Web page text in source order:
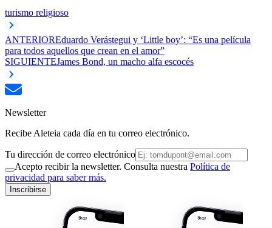
turismo religioso
ANTERIOREduardo Verástegui y ‘Little boy’: “Es una película
para todos aquellos que crean en el amor”
SIGUIENTEJames Bond, un macho alfa escocés
Newsletter
Recibe Aleteia cada día en tu correo electrónico.
Tu dirección de correo electrónico
Acepto recibir la newsletter. Consulta nuestra Política de
privacidad para saber más.
Inscribirse